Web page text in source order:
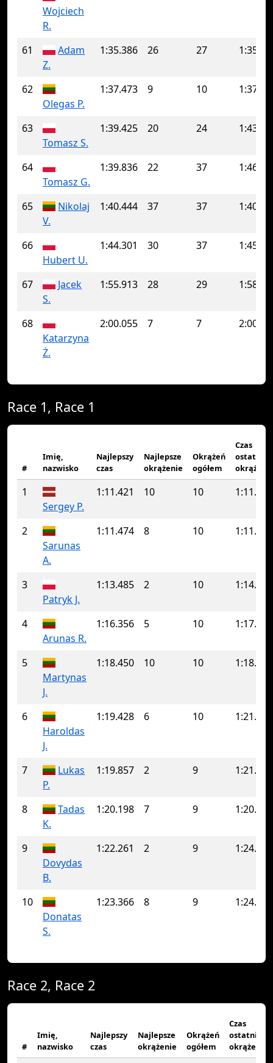
Wojciech
R.
61
Adam
Z.
1:35.386 26 27
62
Olegas P.
1:37.473 9 10
63
Tomasz S.
1:39.425 20 24
64
Tomasz G.
1:39.836 22 37
65
Nikolaj
V.
1:40.444 37 37
66
Hubert U.
1:44.301 30 37
67
Jacek
S.
1:55.913 28 29
68
Katarzyna
Ż.
2:00.055 7 7
Race 1, Race 1
#
Imię,
nazwisko
Najlepszy
czas
Najlepsze
okrążenie
Okrążeń
ogółem
Czas
1
Sergey P.
1:11.421 10 10 1:11.421
2
Sarunas
A.
1:11.474 8 10 1:11.945
3
Patryk J.
1:13.485 2 10 1:14.424
4
Arunas R.
1:16.356 5 10 1:17.688
5
Martynas
J.
1:18.450 10 10 1:18.450
6
Haroldas
J.
1:19.428 6 10 1:21.310
7
Lukas
P.
1:19.857 2 9 1:21.108
8
Tadas
K.
1:20.198 7 9 1:20.753
9
Dovydas
B.
1:22.261 2 9 1:24.018
10
Donatas
S.
1:23.366 8 9 1:24.552
Race 2, Race 2
#
Imię,
nazwisko
Najlepszy
czas
Najlepsze
okrążenie
Okrążeń
ogółem
Czas
ostatniego
okrążenia